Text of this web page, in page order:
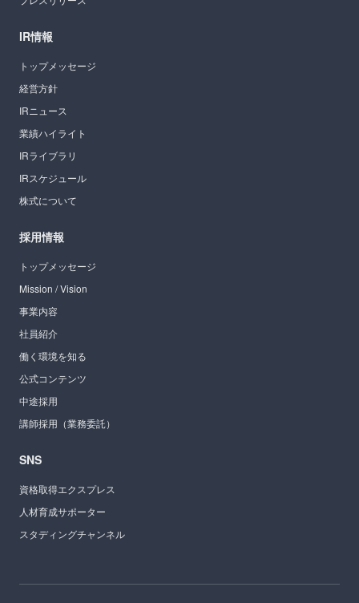
IR情報
トップメッセージ
経営方針
IRニュース
業績ハイライト
IRライブラリ
IRスケジュール
株式について
採用情報
トップメッセージ
Mission / Vision
事業内容
社員紹介
働く環境を知る
公式コンテンツ
中途採用
講師採用（業務委託）
SNS
資格取得エクスプレス
人材育成サポーター
スタディングチャンネル